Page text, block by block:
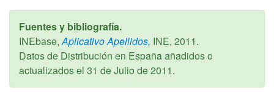
Fuentes y bibliografía.
INEbase,Aplicativo Apellidos, INE, 2011.
Datos de Distribución en España añadidos o
actualizados el 31 de Julio de 2011.